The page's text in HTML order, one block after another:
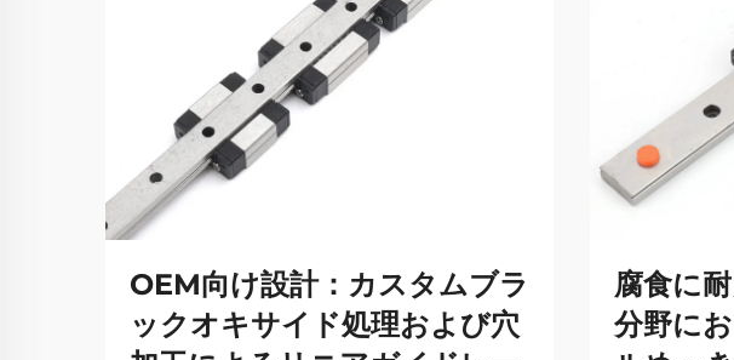
OEM向け設計：カスタムブラ
ックオキサイド処理および穴
腐食に
分野に